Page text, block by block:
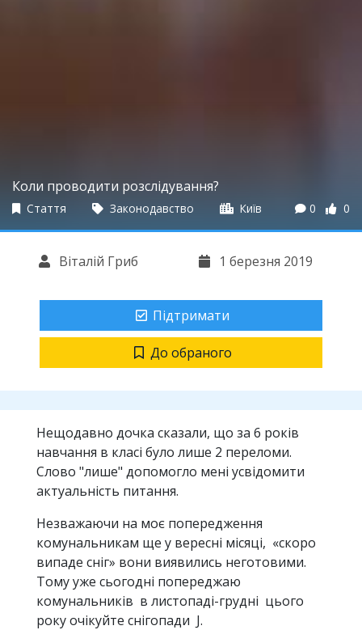
Коли проводити розслідування?
Стаття Законодавство Київ 0 0
Віталій Гриб 1 березня 2019
Підтримати
До обраного
Нещодавно дочка сказали, що за 6 років
навчання в класі було лише 2 переломи.
Слово "лише" допомогло мені усвідомити
актуальність питання.
Незважаючи на моє попередження
комунальникам ще у вересні місяці, «скоро
випаде сніг» вони виявились неготовими.
Тому уже сьогодні попереджаю
комунальників в листопаді-грудні цього
року очікуйте снігопади J.